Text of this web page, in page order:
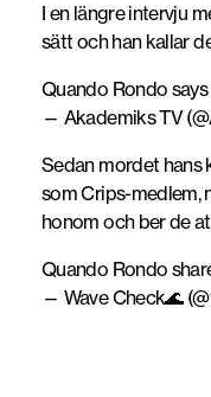
I en längre intervju
sätt och han kallar
Quando Rondo
— Akademiks TV
Sedan mordet hans
som Crips-medlem,
honom och ber de
Quando Rondo
— Wave Check🌊